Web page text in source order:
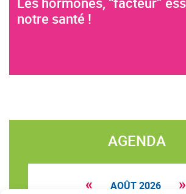
notre santé !
AGENDA
« AOÛT 2026 »